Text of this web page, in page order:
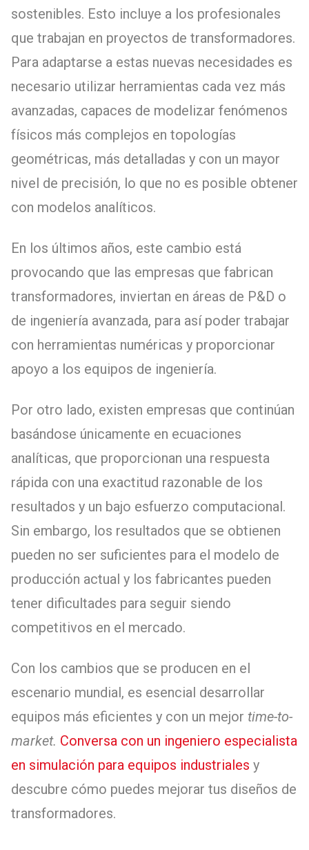
sostenibles. Esto incluye a los profesionales
que trabajan en proyectos de transformadores.
Para adaptarse a estas nuevas necesidades es
necesario utilizar herramientas cada vez más
avanzadas, capaces de modelizar fenómenos
físicos más complejos en topologías
geométricas, más detalladas y con un mayor
nivel de precisión, lo que no es posible obtener
con modelos analíticos.
En los últimos años, este cambio está
provocando que las empresas que fabrican
transformadores, inviertan en áreas de P&D o
de ingeniería avanzada, para así poder trabajar
con herramientas numéricas y proporcionar
apoyo a los equipos de ingeniería.
Por otro lado, existen empresas que continúan
basándose únicamente en ecuaciones
analíticas, que proporcionan una respuesta
rápida con una exactitud razonable de los
resultados y un bajo esfuerzo computacional.
Sin embargo, los resultados que se obtienen
pueden no ser suficientes para el modelo de
producción actual y los fabricantes pueden
tener dificultades para seguir siendo
competitivos en el mercado.
Con los cambios que se producen en el
escenario mundial, es esencial desarrollar
equipos más eficientes y con un mejor time-to-
market. Conversa con un ingeniero especialista
en simulación para equipos industriales y
descubre cómo puedes mejorar tus diseños de
transformadores.